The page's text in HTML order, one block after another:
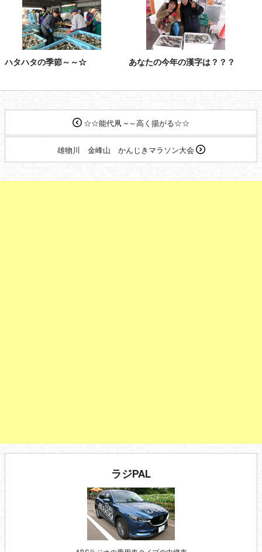
ハタハタの季節～～☆ あなたの今年の漢字は？？？
☆☆能代凧 ~～高く揚がる☆☆
雄物川 金峰山 かんじきマラソン大会
ラジPAL